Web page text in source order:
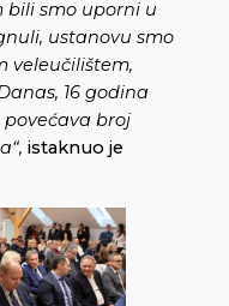
smo uporni u
ustanovu smo
veleučilištem,
16 godina
povećava broj
istaknuo je